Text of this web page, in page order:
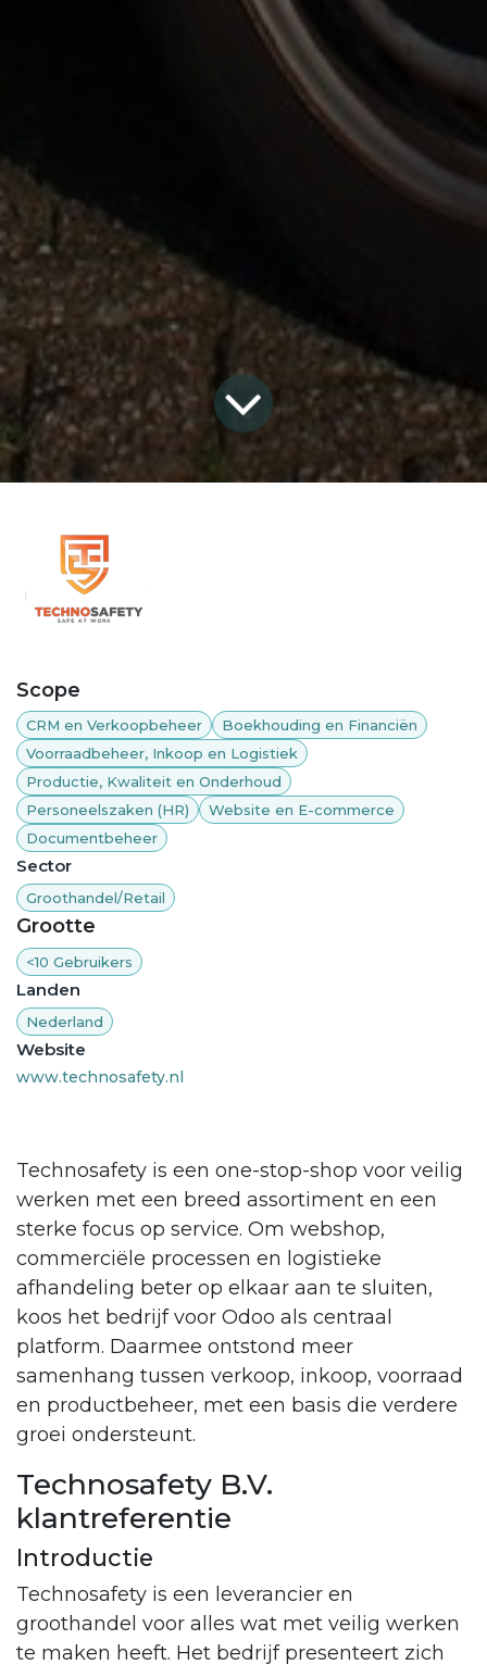
Scope
CRM en Verkoopbeheer
Boekhouding en Financiën
Voorraadbeheer, Inkoop en Logistiek
Productie, Kwaliteit en Onderhoud
Personeelszaken (HR)
Website en E-commerce
Documentbeheer
Sector
Groothandel/Retail
Grootte
<10 Gebruikers
Landen
Nederland
Website
www.technosafety.nl
Technosafety is een one-stop-shop voor veilig
werken met een breed assortiment en een
sterke focus op service. Om webshop,
commerciële processen en logistieke
afhandeling beter op elkaar aan te sluiten,
koos het bedrijf voor Odoo als centraal
platform. Daarmee ontstond meer
samenhang tussen verkoop, inkoop, voorraad
en productbeheer, met een basis die verdere
groei ondersteunt.
Technosafety B.V.
klantreferentie
Introductie
Technosafety is een leverancier en
groothandel voor alles wat met veilig werken
te maken heeft. Het bedrijf presenteert zich